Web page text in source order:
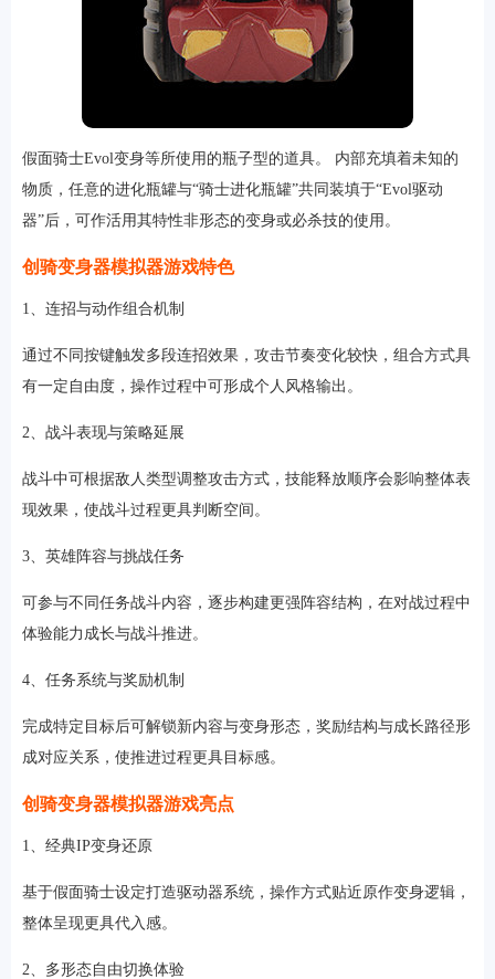
假面骑士Evol变身等所使用的瓶子型的道具。 内部充填着未知的
物质，任意的进化瓶罐与“骑士进化瓶罐”共同装填于“Evol驱动
器”后，可作活用其特性非形态的变身或必杀技的使用。
创骑变身器模拟器游戏特色
1、连招与动作组合机制
通过不同按键触发多段连招效果，攻击节奏变化较快，组合方式具
有一定自由度，操作过程中可形成个人风格输出。
2、战斗表现与策略延展
战斗中可根据敌人类型调整攻击方式，技能释放顺序会影响整体表
现效果，使战斗过程更具判断空间。
3、英雄阵容与挑战任务
可参与不同任务战斗内容，逐步构建更强阵容结构，在对战过程中
体验能力成长与战斗推进。
4、任务系统与奖励机制
完成特定目标后可解锁新内容与变身形态，奖励结构与成长路径形
成对应关系，使推进过程更具目标感。
创骑变身器模拟器游戏亮点
1、经典IP变身还原
基于假面骑士设定打造驱动器系统，操作方式贴近原作变身逻辑，
整体呈现更具代入感。
2、多形态自由切换体验